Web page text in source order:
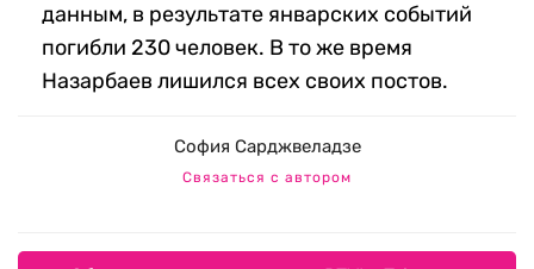
данным, в результате январских событий
погибли 230 человек. В то же время
Назарбаев лишился всех своих постов.
София Сарджвеладзе
Связаться с автором